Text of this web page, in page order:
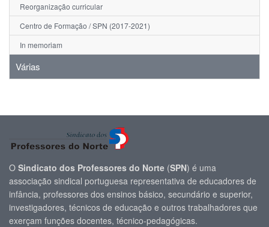
Reorganização curricular
Centro de Formação / SPN (2017-2021)
In memoriam
Várias
O Sindicato dos Professores do Norte (SPN) é uma
associação sindical portuguesa representativa de educadores de
infância, professores dos ensinos básico, secundário e superior,
investigadores, técnicos de educação e outros trabalhadores que
exerçam funções docentes, técnico-pedagógicas.